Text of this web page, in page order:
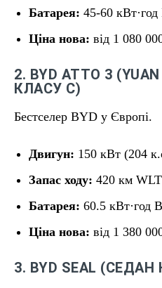
Батарея: 45-60 кВт·год
Ціна нова: від 1 080
2. BYD ATTO 3
КЛАСУ C)
Бестселер BYD у Європі.
Двигун: 150 кВт (204
Запас ходу: 420 км
Батарея: 60.5 кВт·год
Ціна нова: від 1 380
3. BYD SEAL (СЕДАН